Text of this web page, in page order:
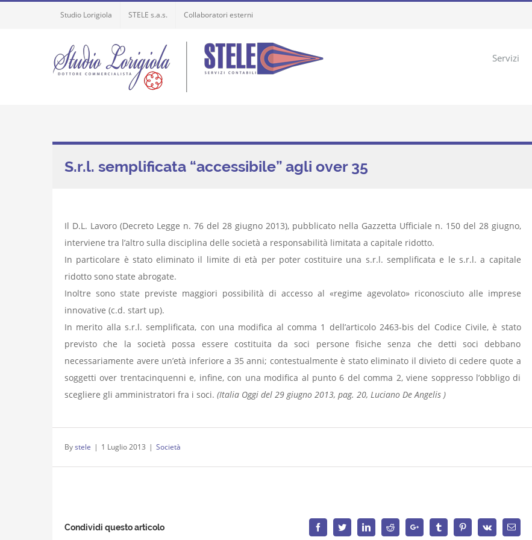
Studio Lorigiola STELE s.a.s. Collaboratori esterni
Servizi
S.r.l. semplificata “accessibile” agli over 35
Il D.L. Lavoro (Decreto Legge n. 76 del 28 giugno 2013), pubblicato nella Gazzetta Ufficiale n. 150 del 28 giugno,
interviene tra l’altro sulla disciplina delle società a responsabilità limitata a capitale ridotto.
In particolare è stato eliminato il limite di età per poter costituire una s.r.l. semplificata e le s.r.l. a capitale
ridotto sono state abrogate.
Inoltre sono state previste maggiori possibilità di accesso al «regime agevolato» riconosciuto alle imprese
innovative (c.d. start up).
In merito alla s.r.l. semplificata, con una modifica al comma 1 dell’articolo 2463-bis del Codice Civile, è stato
previsto che la società possa essere costituita da soci persone fisiche senza che detti soci debbano
necessariamente avere un’età inferiore a 35 anni; contestualmente è stato eliminato il divieto di cedere quote a
soggetti over trentacinquenni e, infine, con una modifica al punto 6 del comma 2, viene soppresso l’obbligo di
scegliere gli amministratori fra i soci. (Italia Oggi del 29 giugno 2013, pag. 20, Luciano De Angelis )
Bystele | 1 Luglio 2013 | Società
Condividi questo articolo FacebookTwitterLinkedInReddit Google+ Tumblr PinterestVk Email